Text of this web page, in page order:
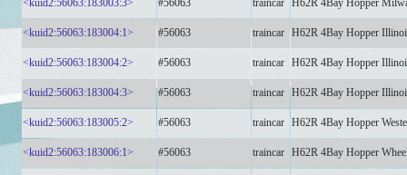
<kuid2:56063:183003:3> #56063 traincar H62R 4Bay Hopper
<kuid2:56063:183004:1> #56063 traincar H62R 4Bay Hopper
<kuid2:56063:183004:2> #56063 traincar H62R 4Bay Hopper
<kuid2:56063:183004:3> #56063 traincar H62R 4Bay Hopper
<kuid2:56063:183005:2> #56063 traincar H62R 4Bay Hopper
<kuid2:56063:183006:1> #56063 traincar H62R 4Bay Hopper